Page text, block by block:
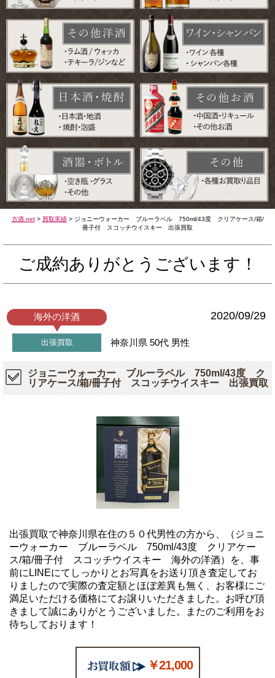
古酒.net> 買取実績> ジョニーウォーカー ブルーラベル 750ml/43度 クリアケース/箱/
冊子付 スコッチウイスキー 出張買取
ご成約ありがとうございます！
海外の洋酒 2020/09/29
出張買取 神奈川県 50代 男性
ジョニーウォーカー ブルーラベル 750ml/43度 ク
リアケース/箱/冊子付 スコッチウイスキー 出張買取
出張買取で神奈川県在住の５０代男性の方から、（ジョニ
ーウォーカー ブルーラベル 750ml/43度 クリアケー
ス/箱/冊子付 スコッチウイスキー 海外の洋酒）を、事
前にLINEにてしっかりとお写真をお送り頂き査定してお
りましたので実際の査定額とほぼ差異も無く、お客様にご
満足いただける価格にてお譲りいただきました。お呼び頂
きまして誠にありがとうございました。またのご利用をお
待ちしております！
￥21,000